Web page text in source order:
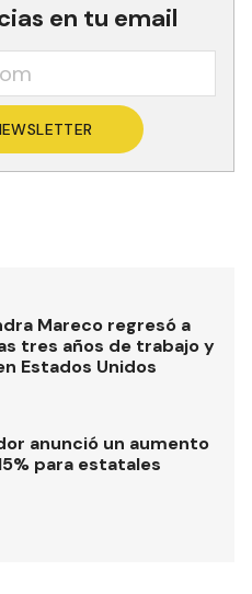
en tu email
Mareco regresó a
tres años de trabajo y
Estados Unidos
anunció un aumento
para estatales